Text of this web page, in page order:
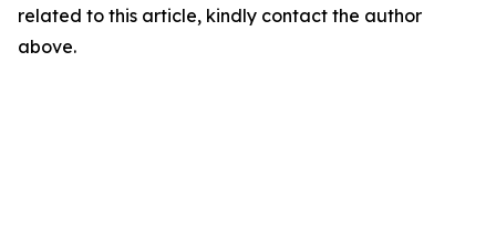
related to this article, kindly contact the author
above.